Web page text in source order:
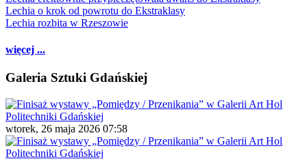
Lechia o krok od powrotu do Ekstraklasy
Lechia rozbita w Rzeszowie
więcej ...
Galeria Sztuki Gdańskiej
wtorek, 26 maja 2026 07:58